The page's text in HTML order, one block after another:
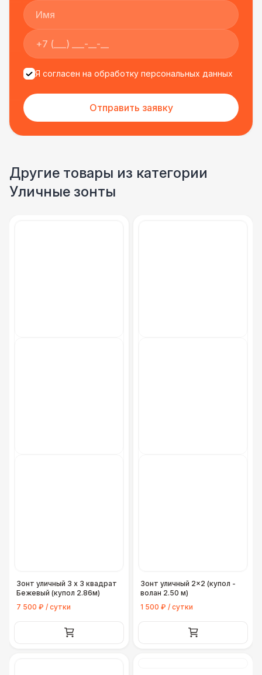
Я согласен на обработку персональных данных
Отправить заявку
Другие товары из категории
Уличные зонты
Зонт уличный 3 х 3 квадрат
Бежевый (купол 2.86м)
7 500 ₽ / сутки
Зонт уличный 2×2 (купол -
волан 2.50 м)
1 500 ₽ / сутки